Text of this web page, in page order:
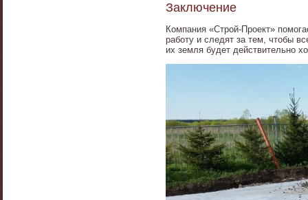
Заключение
Компания «Строй-Проект»
работу и следят за тем, чтобы
их земля будет действительно